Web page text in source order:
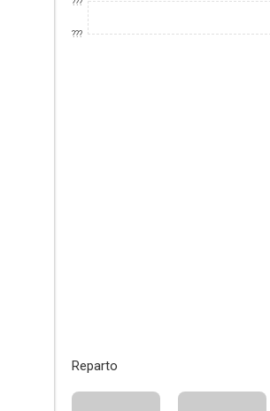
???
???
Reparto